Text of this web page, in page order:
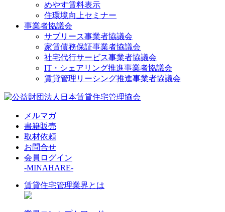
めやす賃料表示
住環境向上セミナー
事業者協議会
サブリース事業者協議会
家賃債務保証事業者協議会
社宅代行サービス事業者協議会
IT・シェアリング推進事業者協議会
賃貸管理リーシング推進事業者協議会
メルマガ
書籍販売
取材依頼
お問合せ
会員ログイン
-MINAHARE-
賃貸住宅管理業界とは